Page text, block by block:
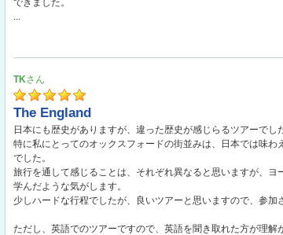
TK
The England
日本にも歴史がありますが、違った歴史が感じらるツアーでし
特に私にとってのオックスフォードの街並みは、日本では味
でした。
旅行を通して感じることは、それぞれ異なると思いますが、
学んだような気がします。
少しハードな行程でしたが、良いツアーと思いますので、参加
ただし、英語でのツアーですので、英語を聞き取れた方が理解